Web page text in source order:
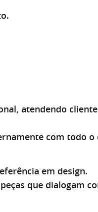
atendendo
com todo o
em design.
que dialogam